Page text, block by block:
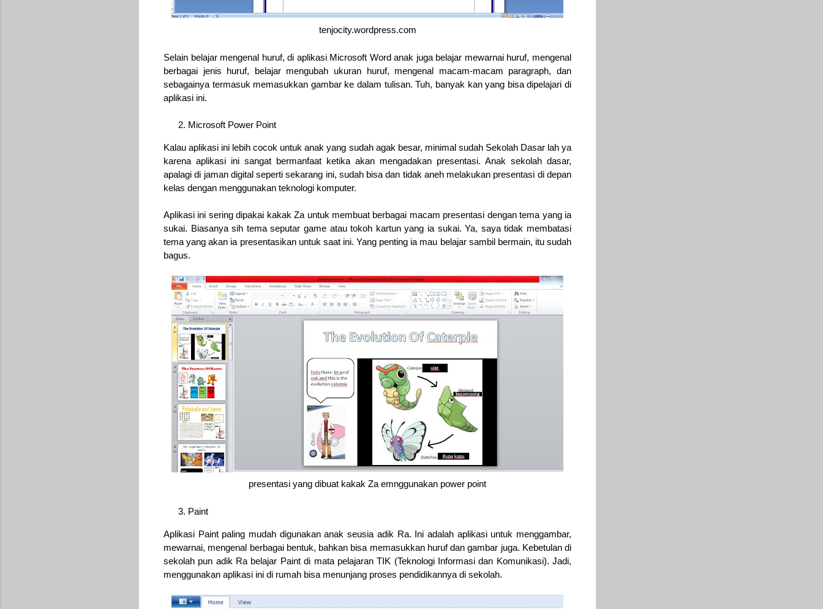
tenjocity.wordpress.com
Selain belajar mengenal huruf, di aplikasi Microsoft Word anak juga belajar mewarnai huruf, mengenal
berbagai jenis huruf, belajar mengubah ukuran huruf, mengenal macam-macam paragraph, dan
sebagainya termasuk memasukkan gambar ke dalam tulisan. Tuh, banyak kan yang bisa dipelajari di
aplikasi ini.
Microsoft Power Point
Kalau aplikasi ini lebih cocok untuk anak yang sudah agak besar, minimal sudah Sekolah Dasar lah ya
karena aplikasi ini sangat bermanfaat ketika akan mengadakan presentasi. Anak sekolah dasar,
apalagi di jaman digital seperti sekarang ini, sudah bisa dan tidak aneh melakukan presentasi di depan
kelas dengan menggunakan teknologi komputer.
Aplikasi ini sering dipakai kakak Za untuk membuat berbagai macam presentasi dengan tema yang ia
sukai. Biasanya sih tema seputar game atau tokoh kartun yang ia sukai. Ya, saya tidak membatasi
tema yang akan ia presentasikan untuk saat ini. Yang penting ia mau belajar sambil bermain, itu sudah
bagus.
presentasi yang dibuat kakak Za emnggunakan power point
Paint
Aplikasi Paint paling mudah digunakan anak seusia adik Ra. Ini adalah aplikasi untuk menggambar,
mewarnai, mengenal berbagai bentuk, bahkan bisa memasukkan huruf dan gambar juga. Kebetulan di
sekolah pun adik Ra belajar Paint di mata pelajaran TIK (Teknologi Informasi dan Komunikasi). Jadi,
menggunakan aplikasi ini di rumah bisa menunjang proses pendidikannya di sekolah.